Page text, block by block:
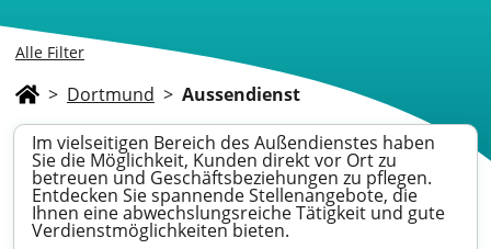
Alle Filter
> Dortmund > Aussendienst
Im vielseitigen Bereich des Außendienstes haben
Sie die Möglichkeit, Kunden direkt vor Ort zu
betreuen und Geschäftsbeziehungen zu pflegen.
Entdecken Sie spannende Stellenangebote, die
Ihnen eine abwechslungsreiche Tätigkeit und gute
Verdienstmöglichkeiten bieten.